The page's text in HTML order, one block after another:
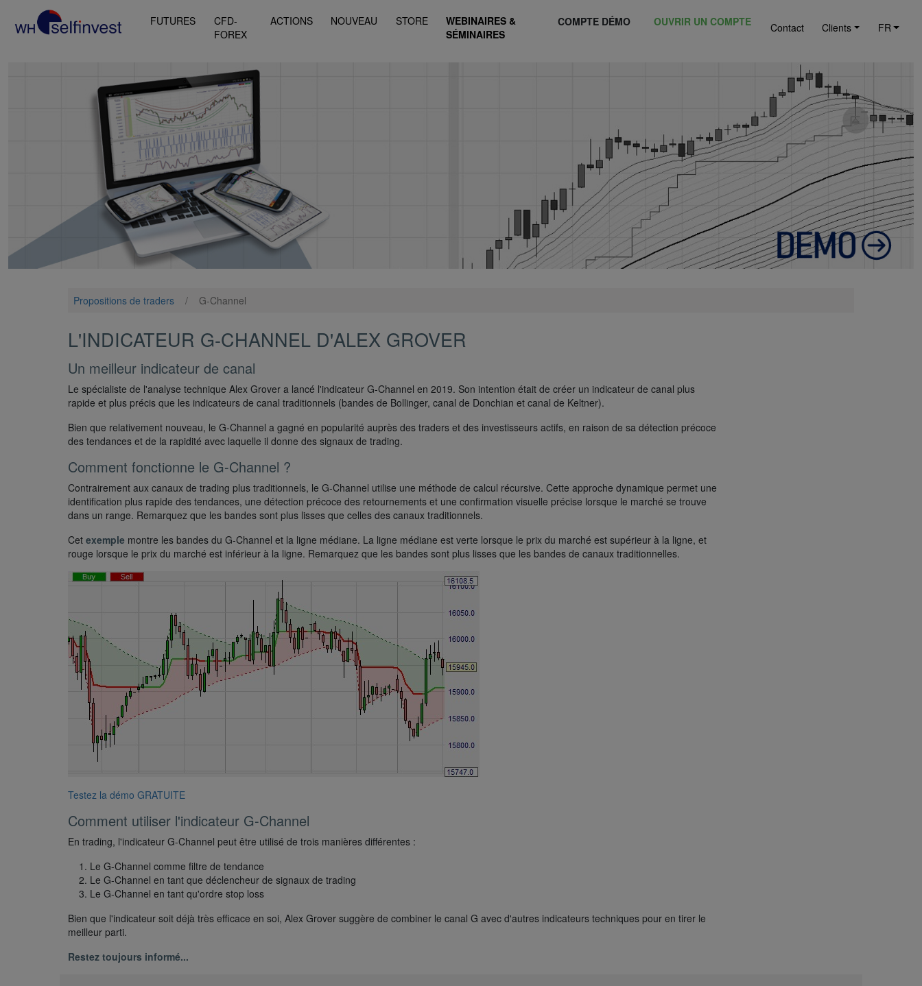
FUTURES
CFD-
FOREX
ACTIONS NOUVEAU STORE
WEBINAIRES &
SÉMINAIRES
COMPTE DÉMO OUVRIR UN COMPTE Contact Clients FR
Propositions de traders / G-Channel
L'INDICATEUR G-CHANNEL D'ALEX GROVER
Un meilleur indicateur de canal
Le spécialiste de l'analyse technique Alex Grover a lancé l'indicateur G-Channel en 2019. Son intention était de créer un indicateur de canal plus
rapide et plus précis que les indicateurs de canal traditionnels (bandes de Bollinger, canal de Donchian et canal de Keltner).
Bien que relativement nouveau, le G-Channel a gagné en popularité auprès des traders et des investisseurs actifs, en raison de sa détection précoce
des tendances et de la rapidité avec laquelle il donne des signaux de trading.
Comment fonctionne le G-Channel ?
Contrairement aux canaux de trading plus traditionnels, le G-Channel utilise une méthode de calcul récursive. Cette approche dynamique permet une
identification plus rapide des tendances, une détection précoce des retournements et une confirmation visuelle précise lorsque le marché se trouve
dans un range. Remarquez que les bandes sont plus lisses que celles des canaux traditionnels.
Cet exemple montre les bandes du G-Channel et la ligne médiane. La ligne médiane est verte lorsque le prix du marché est supérieur à la ligne, et
rouge lorsque le prix du marché est inférieur à la ligne. Remarquez que les bandes sont plus lisses que les bandes de canaux traditionnelles.
Testez la démo GRATUITE
Comment utiliser l'indicateur G-Channel
En trading, l'indicateur G-Channel peut être utilisé de trois manières différentes :
Le G-Channel comme filtre de tendance
Le G-Channel en tant que déclencheur de signaux de trading
Le G-Channel en tant qu'ordre stop loss
Bien que l'indicateur soit déjà très efficace en soi, Alex Grover suggère de combiner le canal G avec d'autres indicateurs techniques pour en tirer le
meilleur parti.
Restez toujours informé...